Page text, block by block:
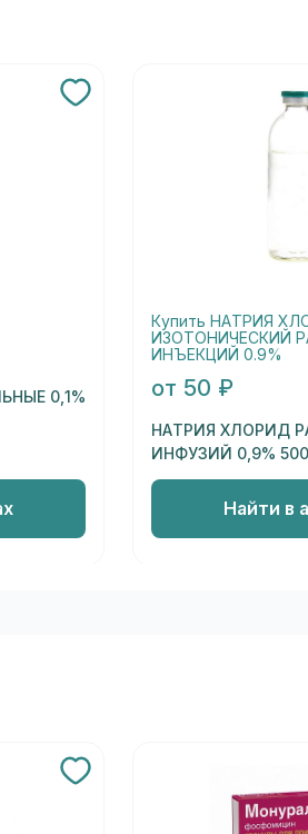
0,1%
Купить НАТРИЯ
ИЗОТОНИЧЕСКИЙ
ИНЪЕКЦИЙ 0.9%
от 50 ₽
НАТРИЯ ХЛОРИД
ИНФУЗИЙ 0,9%
Найти в